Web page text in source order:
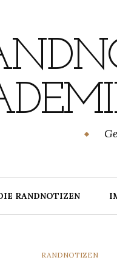
RANDNOTIZEN
CATEGORIES
RANDNOTIZEN